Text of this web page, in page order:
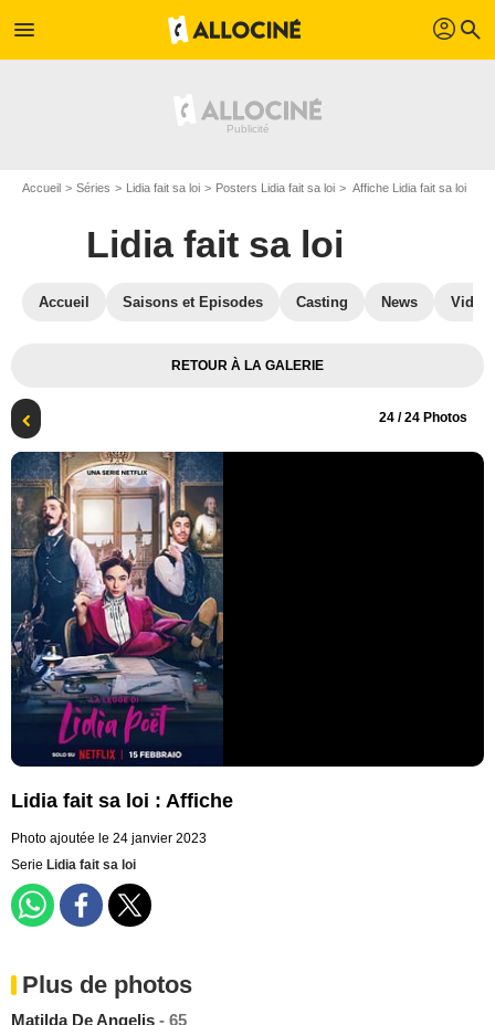
menu profil search
Accueil Séries Lidia fait sa loi Posters Lidia fait sa loi Affiche Lidia fait sa loi
Lidia fait sa loi
Accueil Saisons et Episodes Casting News
RETOUR À LA GALERIE
24 / 24 Photos
Lidia fait sa loi : Affiche
Photo ajoutée le 24 janvier 2023
Serie Lidia fait sa loi
Plus de photos
Matilda De Angelis - 65